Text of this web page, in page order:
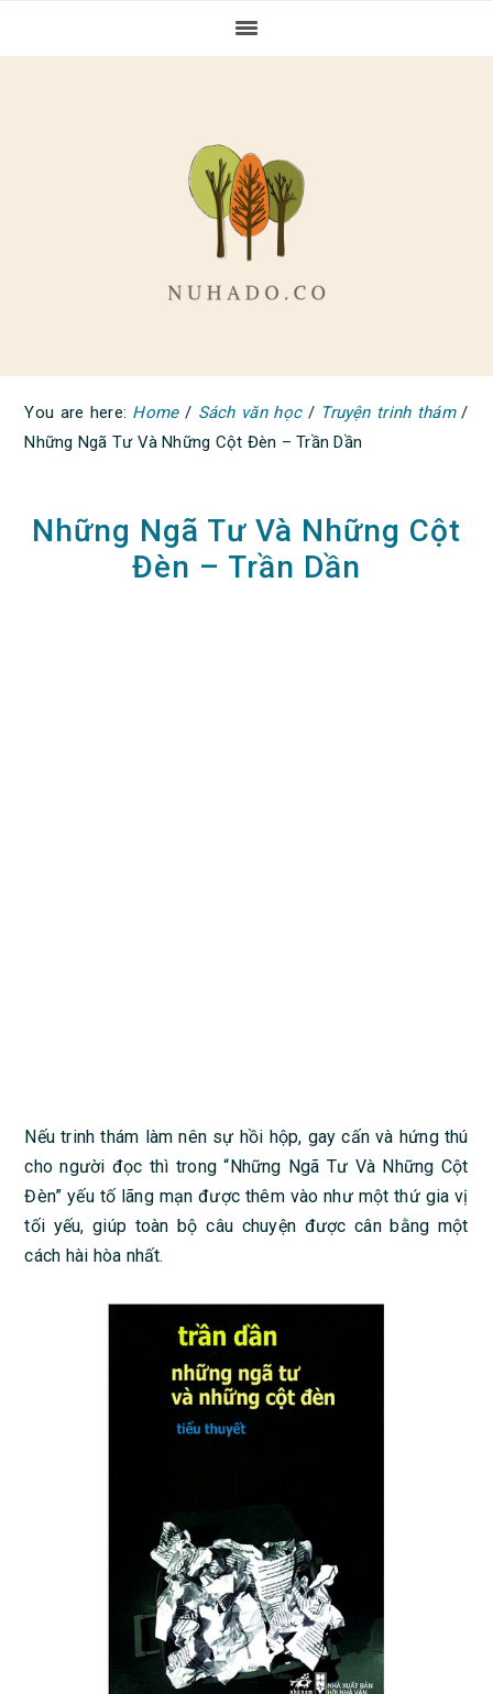
You are here: Home / Sách văn học / Truyện trinh thám /
Những Ngã Tư Và Những Cột Đèn – Trần Dần
Những Ngã Tư Và Những Cột
Đèn – Trần Dần
Nếu trinh thám làm nên sự hồi hộp, gay cấn và hứng thú
cho người đọc thì trong “Những Ngã Tư Và Những Cột
Đèn” yếu tố lãng mạn được thêm vào như một thứ gia vị
tối yếu, giúp toàn bộ câu chuyện được cân bằng một
cách hài hòa nhất.